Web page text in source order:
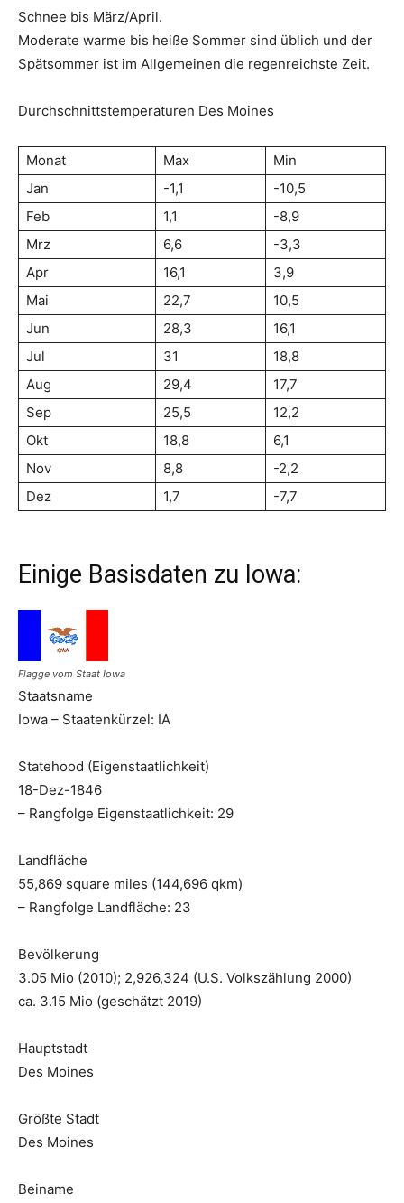
Schnee bis März/April.
Moderate warme bis heiße Sommer sind üblich und der
Spätsommer ist im Allgemeinen die regenreichste Zeit.
Durchschnittstemperaturen Des Moines
Monat Max
Min
Jan
-1,1
-10,5
Feb
1,1
-8,9
Mrz
6,6
-3,3
Apr
16,1
3,9
Mai
22,7
10,5
Jun
28,3
16,1
Jul
31
18,8
Aug
29,4
17,7
Sep
25,5
12,2
Okt
18,8
6,1
Nov
8,8
-2,2
Dez
1,7 -7,7
Einige Basisdaten zu Iowa:
Flagge vom Staat Iowa
Staatsname
Iowa – Staatenkürzel: IA
Statehood (Eigenstaatlichkeit)
18-Dez-1846
– Rangfolge Eigenstaatlichkeit: 29
Landfläche
55,869 square miles (144,696 qkm)
– Rangfolge Landfläche: 23
Bevölkerung
3.05 Mio (2010); 2,926,324 (U.S. Volkszählung 2000)
ca. 3.15 Mio (geschätzt 2019)
Hauptstadt
Des Moines
Größte Stadt
Des Moines
Beiname